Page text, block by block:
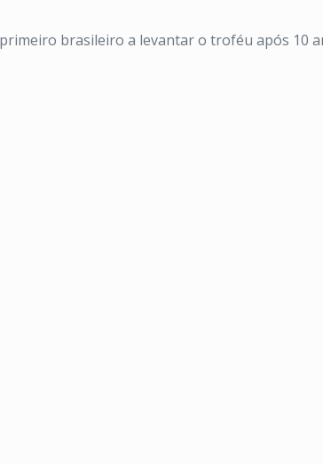
brasileiro a levantar o troféu após 10